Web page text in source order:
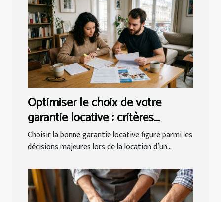
Optimiser le choix de votre
garantie locative : critères
essentiels ?
Choisir la bonne garantie locative figure parmi les
décisions majeures lors de la location d’un...